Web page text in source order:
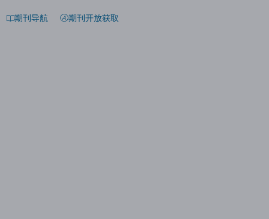
期刊导航 期刊开放获取